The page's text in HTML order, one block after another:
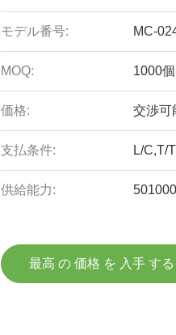
モデル番号: MC-
MOQ: 1000個
価格: 交渉可
支払条件: L/C,T/T
供給能力:
最高 の 価格 を 入手 する